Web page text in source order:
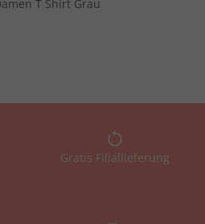
T Shirt Grau
Gratis Filiallieferung